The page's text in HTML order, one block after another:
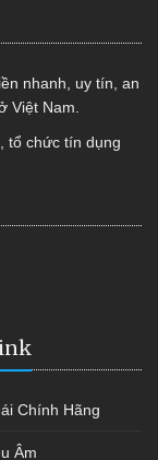
nhanh, uy tín, an
Việt Nam.
tổ chức tín dụng
Chính Hãng
Âm